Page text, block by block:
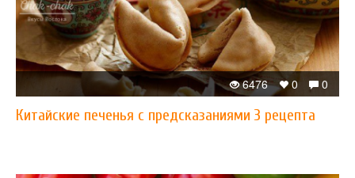
0
0
6476
Китайские печенья с предсказаниями 3 рецепта